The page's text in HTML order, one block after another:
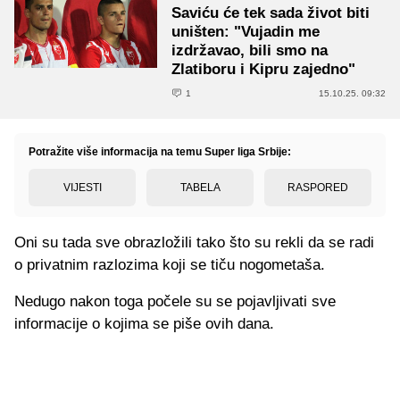
Saviću će tek sada život biti
uništen: "Vujadin me
izdržavao, bili smo na
Zlatiboru i Kipru zajedno"
1 15.10.25. 09:32
Potražite više informacija na temu Super liga Srbije:
VIJESTI TABELA RASPORED
Oni su tada sve obrazložili tako što su rekli da se radi
o privatnim razlozima koji se tiču nogometaša.
Nedugo nakon toga počele su se pojavljivati sve
informacije o kojima se piše ovih dana.